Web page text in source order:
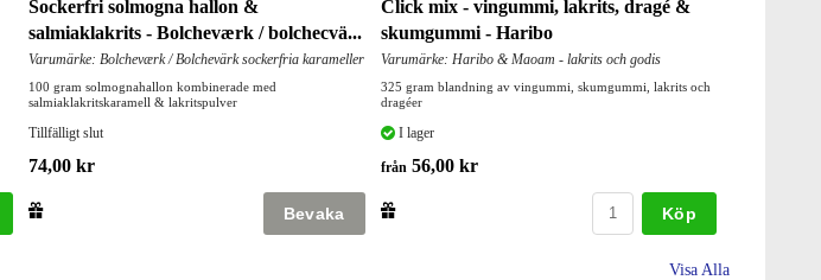
Sockerfri solmogna hallon &
salmiaklakrits - Bolcheværk / bolchecvä...
Varumärke: Bolcheværk / Bolchevärk sockerfria karameller
100 gram solmognahallon kombinerade med
salmiaklakritskaramell & lakritspulver
Tillfälligt slut
74,00 kr
Click mix - vingummi, lakrits, dragé &
skumgummi - Haribo
Varumärke: Haribo & Maoam - lakrits och godis
325 gram blandning av vingummi, skumgummi, lakrits och
dragéer
I lager
från 56,00 kr
Köp
Visa Alla